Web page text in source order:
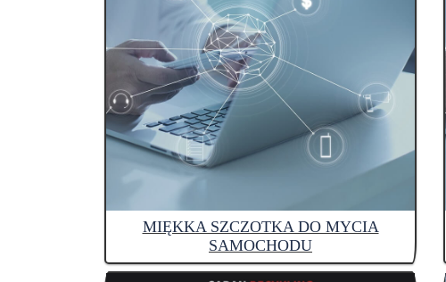
MIĘKKA SZCZOTKA DO MYCIA
SAMOCHODU